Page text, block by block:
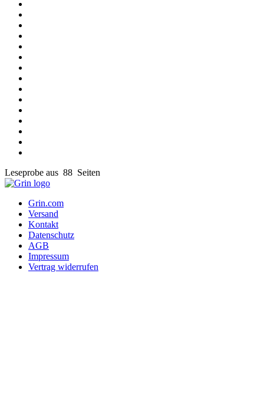
Leseprobe aus 88 Seiten
Grin.com
Versand
Kontakt
Datenschutz
AGB
Impressum
Vertrag widerrufen